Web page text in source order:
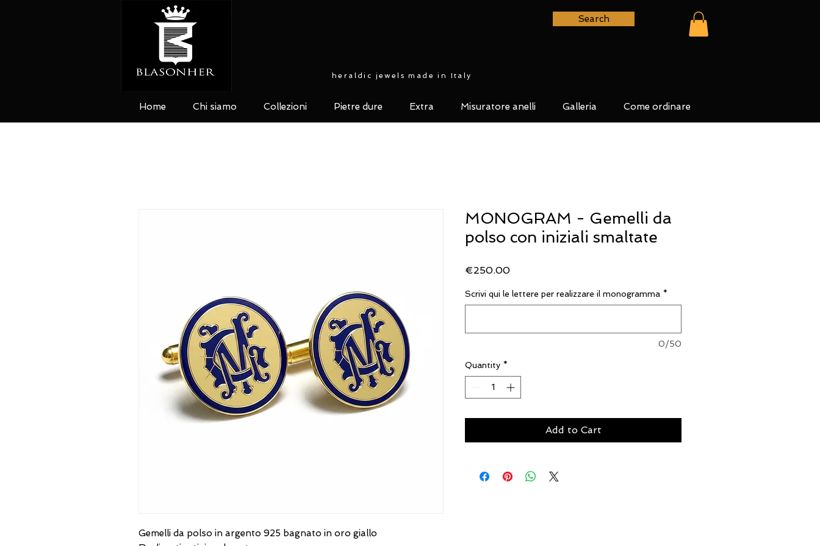
Search
Home Chi siamo Collezioni Pietre dure Extra Misuratore anelli Galleria Come ordinare
Gemelli da polso in argento 925 bagnato in oro giallo
MONOGRAM - Gemelli da
polso con iniziali smaltate
€250.00Price
Scrivi qui le lettere per realizzare il monogramma *
0/50
Quantity *
Add to Cart
heraldic jewels made in Italy